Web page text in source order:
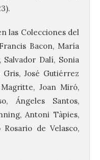
las Colecciones del
Bacon, María
Salvador Dalí, Sonia
Gris, José Gutiérrez
Joan Miró,
Ángeles Santos,
Antoni Tàpies,
de Velasco,